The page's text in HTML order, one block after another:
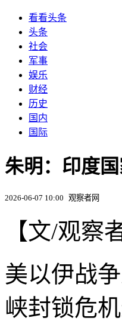
看看头条
头条
社会
军事
娱乐
财经
历史
国内
国际
朱明：印度
2026-06-07 10:00 观察者网
【文/观察
美以伊战
峡封锁危